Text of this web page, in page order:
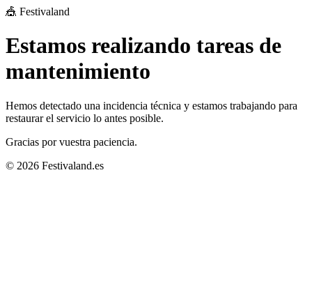
🎪 Festivaland
Estamos realizando tareas de
mantenimiento
Hemos detectado una incidencia técnica y estamos trabajando para
restaurar el servicio lo antes posible.
Gracias por vuestra paciencia.
© 2026 Festivaland.es